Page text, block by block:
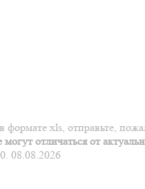
xls, отправьте,
отличаться от
08.08.2026